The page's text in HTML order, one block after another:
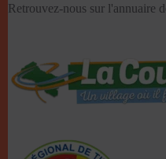
Retrouvez-nous sur l'annuaire